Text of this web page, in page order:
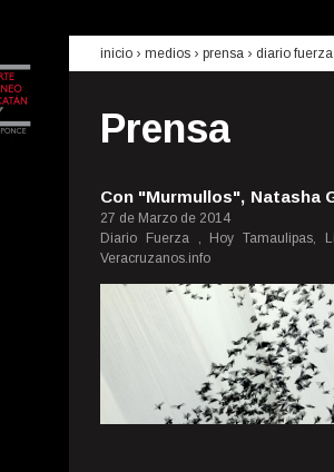
inicio › medios › prensa › diario fuerza
Prensa
Con "Murmullos", Natasha
27 de Marzo de 2014
Diario Fuerza , Hoy Tamaulipas,
Veracruzanos.info